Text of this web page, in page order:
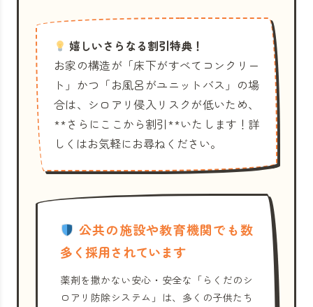
嬉しいさらなる割引特典！
お家の構造が「床下がすべてコンクリー
ト」かつ「お風呂がユニットバス」の場
合は、シロアリ侵入リスクが低いため、
**さらにここから割引**いたします！詳
しくはお気軽にお尋ねください。
公共の施設や教育機関でも数
多く採用されています
薬剤を撒かない安心・安全な「らくだのシ
ロアリ防除システム」は、多くの子供たち